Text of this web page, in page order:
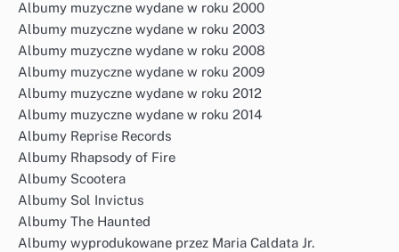
Albumy muzyczne wydane w roku 2000
Albumy muzyczne wydane w roku 2003
Albumy muzyczne wydane w roku 2008
Albumy muzyczne wydane w roku 2009
Albumy muzyczne wydane w roku 2012
Albumy muzyczne wydane w roku 2014
Albumy Reprise Records
Albumy Rhapsody of Fire
Albumy Scootera
Albumy Sol Invictus
Albumy The Haunted
Albumy wyprodukowane przez Maria Caldata Jr.